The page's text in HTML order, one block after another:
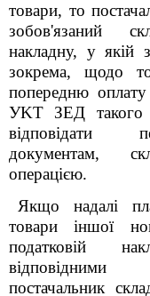
товари, то
зобов'язаний
накладну, у якій
зокрема, щодо
попередню
УKT ЗЕД такого
відповідати
документам,
операцією.
Якщо надалі
товари іншої
податковій
відповідними
постачальник